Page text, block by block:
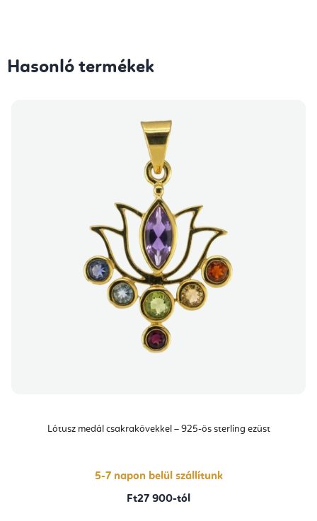
Hasonló termékek
Lótusz medál csakrakövekkel – 925-ös sterling ezüst
5-7 napon belül szállítunk
Ft27 900-tól